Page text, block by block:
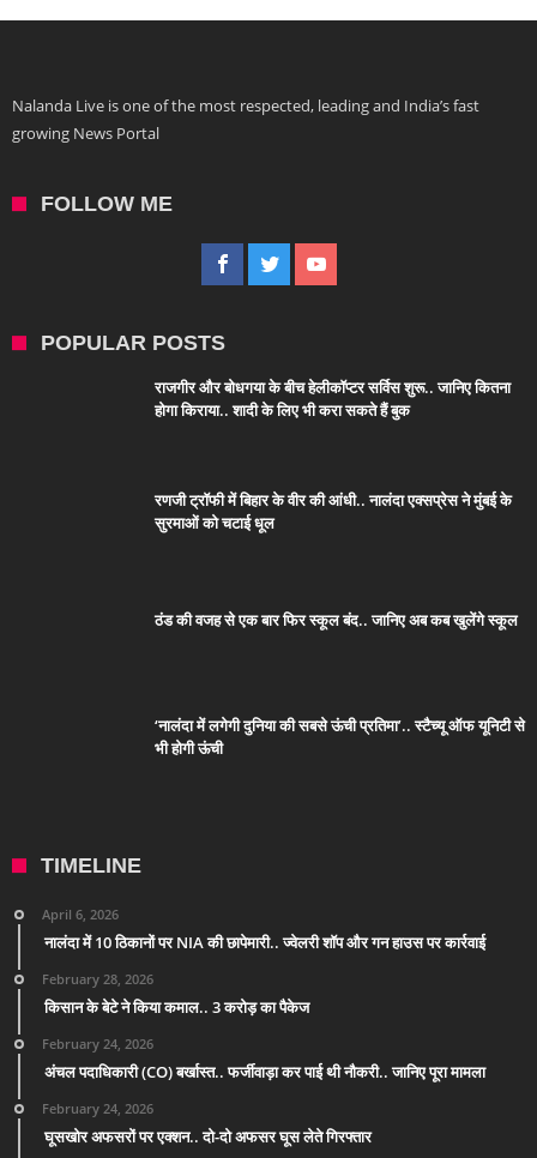
Nalanda Live is one of the most respected, leading and India’s fast
growing News Portal
FOLLOW ME
POPULAR POSTS
राजगीर और बोधगया के बीच हेलीकॉप्टर सर्विस शुरू.. जानिए कितना
होगा किराया.. शादी के लिए भी करा सकते हैं बुक
रणजी ट्रॉफी में बिहार के वीर की आंधी.. नालंदा एक्सप्रेस ने मुंबई के
सुरमाओं को चटाई धूल
ठंड की वजह से एक बार फिर स्कूल बंद.. जानिए अब कब खुलेंगे स्कूल
‘नालंदा में लगेगी दुनिया की सबसे ऊंची प्रतिमा’.. स्टैच्यू ऑफ यूनिटी से
भी होगी ऊंची
TIMELINE
April 6, 2026
नालंदा में 10 ठिकानों पर NIA की छापेमारी.. ज्वेलरी शॉप और गन हाउस पर कार्रवाई
February 28, 2026
किसान के बेटे ने किया कमाल.. 3 करोड़ का पैकेज
February 24, 2026
अंचल पदाधिकारी (CO) बर्खास्त.. फर्जीवाड़ा कर पाई थी नौकरी.. जानिए पूरा मामला
February 24, 2026
घूसखोर अफसरों पर एक्शन.. दो-दो अफसर घूस लेते गिरफ्तार